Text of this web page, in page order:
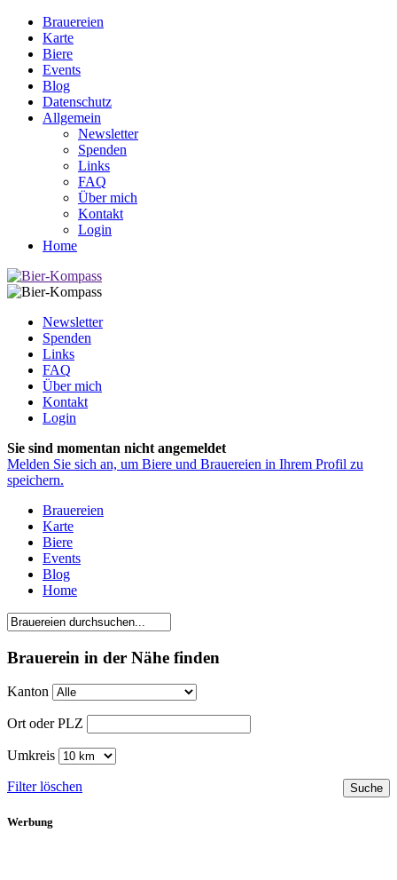
Brauereien
Karte
Biere
Events
Blog
Datenschutz
Allgemein
Newsletter
Spenden
Links
FAQ
Über mich
Kontakt
Login
Home
Newsletter
Spenden
Links
FAQ
Über mich
Kontakt
Login
Sie sind momentan nicht angemeldet
Melden Sie sich an, um Biere und Brauereien in Ihrem Profil zu
speichern.
Brauereien
Karte
Biere
Events
Blog
Home
Brauerein in der Nähe finden
Kanton
Ort oder PLZ
Umkreis
Filter löschen
Werbung